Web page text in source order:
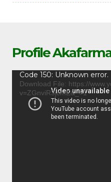
Profile
Video
Player
Code 150: Unknown error.
Download File: https://
v=ZGnviR3jcmE&_=1